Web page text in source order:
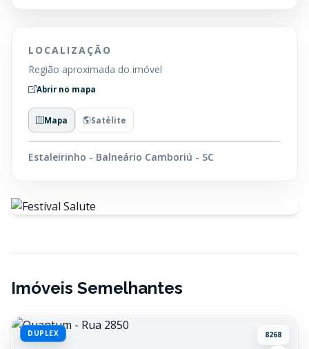
LOCALIZAÇÃO
Região aproximada do imóvel
Abrir no mapa
Mapa Satélite
Estaleirinho - Balneário Camboriú - SC
Imóveis Semelhantes
DUPLEX 8268